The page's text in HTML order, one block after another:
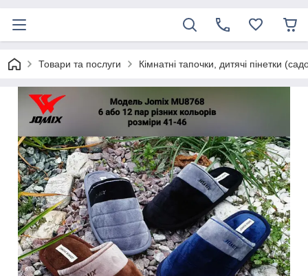
Товари та послуги Кімнатні тапочки, дитячі пінетки